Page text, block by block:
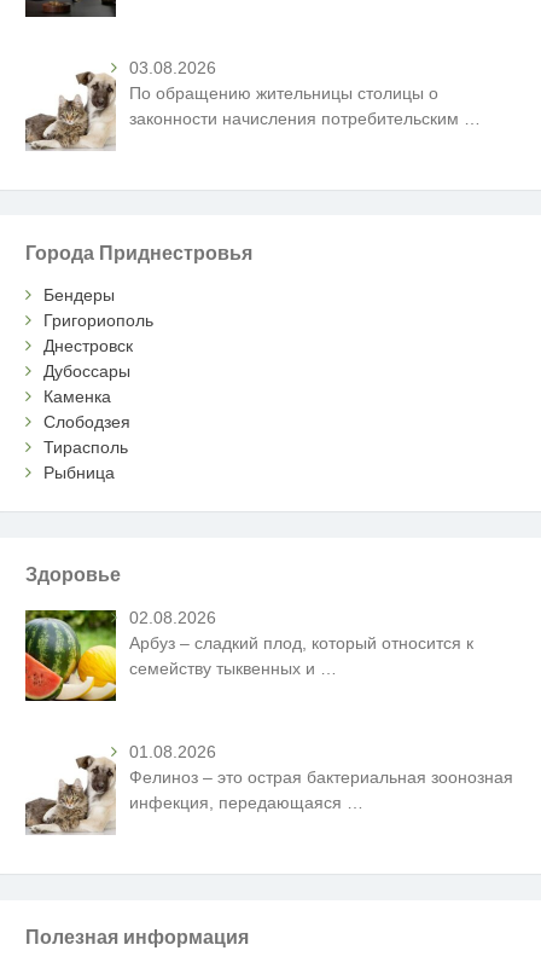
03.08.2026
По обращению жительницы столицы о
законности начисления потребительским
Города Приднестровья
Бендеры
Григориополь
Днестровск
Дубоссары
Каменка
Слободзея
Тирасполь
Рыбница
Здоровье
02.08.2026
Арбуз – сладкий плод, который относится к
семейству тыквенных и
01.08.2026
Фелиноз – это острая бактериальная зоонозная
инфекция, передающаяся
Полезная информация